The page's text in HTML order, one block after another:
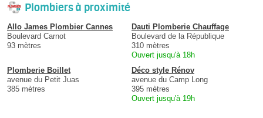
Plombiers à proximité
Allo James Plombier Cannes
Boulevard Carnot
93 mètres
Dauti Plomberie Chauffage
Boulevard de la République
310 mètres
Ouvert jusqu'à 18h
Plomberie Boillet
avenue du Petit Juas
385 mètres
Déco style Rénov
avenue du Camp Long
395 mètres
Ouvert jusqu'à 19h